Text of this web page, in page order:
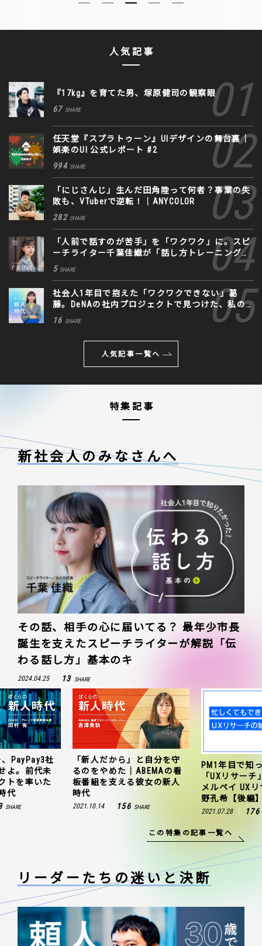
人気記事
『17kg』を育てた男、塚原健司の観察眼
67 SHARE
任天堂『スプラトゥーン』UIデザインの舞台裏｜
娯楽のUI 公式レポート #2
994 SHARE
「にじさんじ」生んだ田角陸って何者？事業の失
敗も、VTuberで逆転！｜ANYCOLOR
282 SHARE
「人前で話すのが苦手」を「ワクワク」に。スピ
ーチライター千葉佳織が「話し方トレーニング」
に込めた思い
5 SHARE
社会人1年目で抱えた「ワクワクできない」葛
藤。DeNAの社内プロジェクトで見つけた、私の
生きる道
16 SHARE
人気記事一覧へ
特集記事
新社会人のみなさんへ
その話、相手の心に届いてる？ 最年少市長
誕生を支えたスピーチライターが解説「伝
わる話し方」基本のキ
2024.04.25 13 SHARE
PayPay3社
よ。前代未
トを率いた
代
SHARE
「新人だから」と自分を守
るのをやめた｜ABEMAの看
板番組を支える彼女の新人
時代
2021.10.14 156 SHARE
PM1年目で知
「UXリサー
メルペイ UX
野孔希【後編
2021.07.28 176
この特集の記事一覧へ
リーダーたちの迷いと決断